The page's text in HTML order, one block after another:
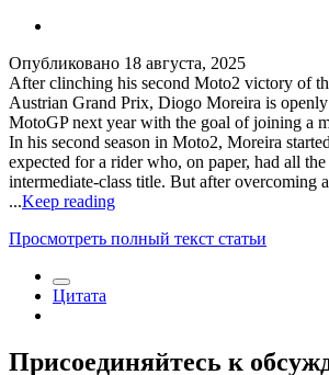
Опубликовано 18 августа, 2025
After clinching his second Moto2 victory of
Austrian Grand Prix, Diogo Moreira is
MotoGP next year with the goal of joining a
In his second season in Moto2, Moreira
expected for a rider who, on paper, had all
intermediate-class title. But after overcoming
...Keep reading
Просмотреть полный текст статьи
Цитата
Присоединяйтесь к